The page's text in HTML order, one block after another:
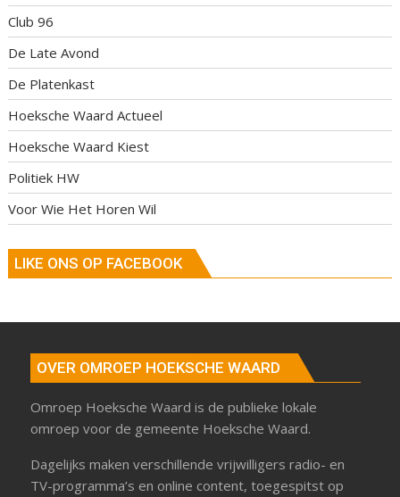
Club 96
De Late Avond
De Platenkast
Hoeksche Waard Actueel
Hoeksche Waard Kiest
Politiek HW
Voor Wie Het Horen Wil
LIKE ONS OP FACEBOOK
OVER OMROEP HOEKSCHE WAARD
Omroep Hoeksche Waard is de publieke lokale
omroep voor de gemeente Hoeksche Waard.
Dagelijks maken verschillende vrijwilligers radio- en
TV-programma’s en online content, toegespitst op